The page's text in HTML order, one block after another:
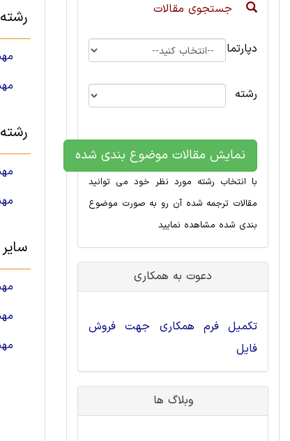
جستجوی مقالات
دپارتمان
رشته
نمایش مقالات موضوع بندی شده
با انتخاب رشته مورد نظر خود می توانید
مقالات ترجمه شده آن رو به صورت موضوع
بندی شده مشاهده نمایید
دعوت به همکاری
تکمیل فرم همکاری جهت فروش
فایل
وبلاگ ها